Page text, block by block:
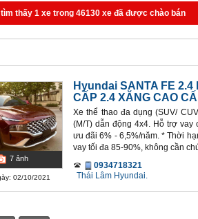
thấy 1 xe trong 46130 xe đã được chào bán
7 ảnh
02/10/2021
Hyundai SANTA FE 2.4
CẤP 2.4 XĂNG CAO
Xe thể thao đa dụng (SUV/
(M/T) dẫn động 4x4. Hỗ trợ
ưu đãi 6% - 6,5%/năm. * Thời
vay tối đa 85-90%, không cần
0934718321
Thái Lâm Hyundai.